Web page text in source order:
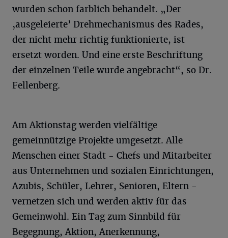
wurden schon farblich behandelt. „Der
‚ausgeleierte’ Drehmechanismus des Rades,
der nicht mehr richtig funktionierte, ist
ersetzt worden. Und eine erste Beschriftung
der einzelnen Teile wurde angebracht“, so Dr.
Fellenberg.
Am Aktionstag werden vielfältige
gemeinnützige Projekte umgesetzt. Alle
Menschen einer Stadt - Chefs und Mitarbeiter
aus Unternehmen und sozialen Einrichtungen,
Azubis, Schüler, Lehrer, Senioren, Eltern -
vernetzen sich und werden aktiv für das
Gemeinwohl. Ein Tag zum Sinnbild für
Begegnung, Aktion, Anerkennung,